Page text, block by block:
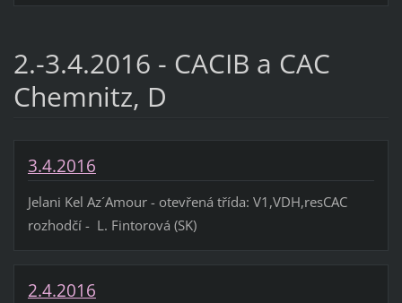
2.-3.4.2016 - CACIB a CAC
Chemnitz, D
3.4.2016
Jelani Kel Az´Amour - otevřená třída: V1,VDH,resCAC
rozhodčí - L. Fintorová (SK)
2.4.2016